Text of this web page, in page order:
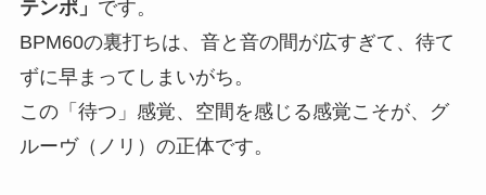
テンポ」 です。
BPM60の裏打ちは、音と音の間が広すぎて、待て
ずに早まってしまいがち。
この「待つ」感覚、空間を感じる感覚こそが、グ
ルーヴ（ノリ）の正体です。